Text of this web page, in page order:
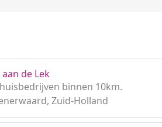
de Lek
binnen 10km.
Zuid-Holland